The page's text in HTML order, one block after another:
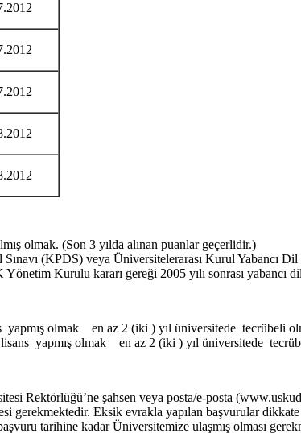
olmak. (Son 3 yılda alınan puanlar geçerlidir.)
(KPDS) veya Üniversitelerarası Kurul Yabancı Dil
Kurulu kararı gereği 2005 yılı sonrası yabancı
yapmış olmak en az 2 (iki ) yıl üniversitede tecrübeli
yapmış olmak en az 2 (iki ) yıl üniversitede
Rektörlüğü’ne şahsen veya posta/e-posta
gerekmektedir. Eksik evrakla yapılan başvurular
tarihine kadar Üniversitemize ulaşmış olması